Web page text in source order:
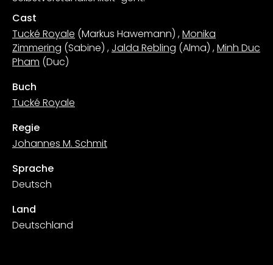
Cast
Tucké Royale (Markus Hawemann) ,Monika
Zimmering (Sabine) , Jalda Rebling (Alma) ,Minh Duc
Pham (Duc)
Buch
Tucké Royale
Regie
Johannes M. Schmit
Sprache
Deutsch
Land
Deutschland